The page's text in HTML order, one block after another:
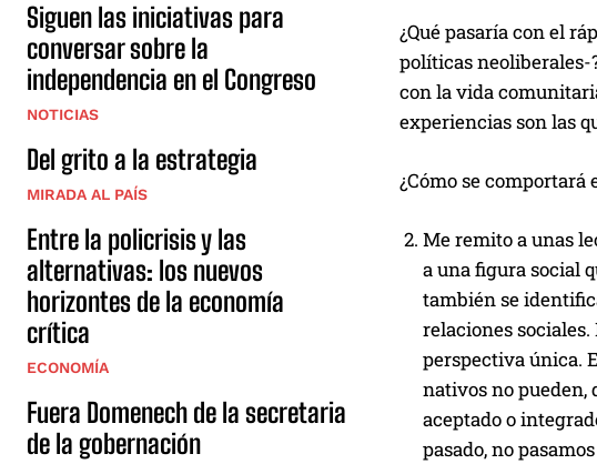
Siguen las iniciativas para
conversar sobre la
independencia en el Congreso
NOTICIAS
Del grito a la estrategia
MIRADA AL PAÍS
Entre la policrisis y las
alternativas: los nuevos
horizontes de la economía
crítica
ECONOMÍA
Fuera Domenech de la secretaria
de la gobernación
¿Qué pasaría con el
políticas neoliberales-
con la vida
experiencias son las
¿Cómo se comportará
Me remito a unas
a una figura social
también se
relaciones
perspectiva única.
nativos no pueden,
aceptado o
pasado, no